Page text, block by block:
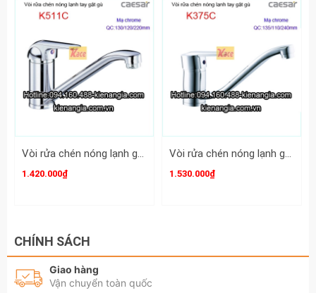
Vòi rửa chén nóng lạnh gật gù CAESAR K511C
1.420.000₫
Vòi rửa chén nóng lạnh gật gù CAESAR K375C
1.530.000₫
CHÍNH SÁCH
Giao hàng
Vận chuyển toàn quốc